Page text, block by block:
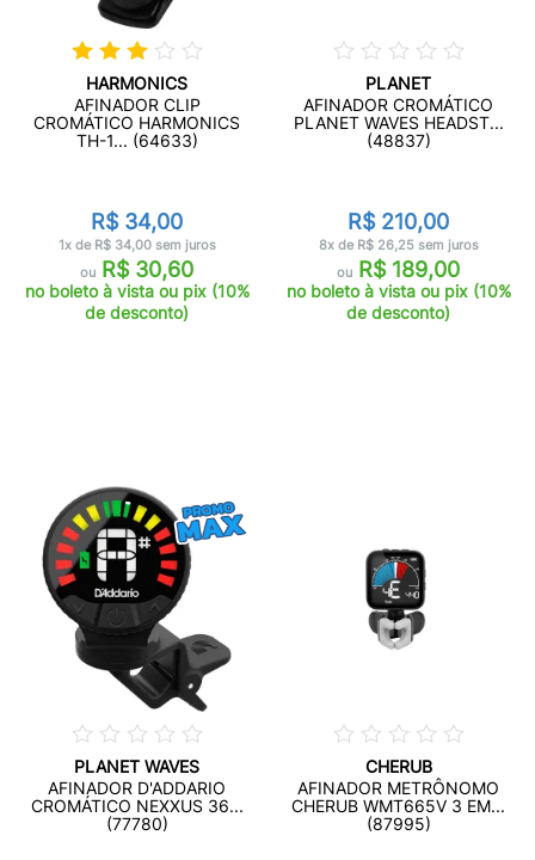
HARMONICS
AFINADOR CLIP
CROMÁTICO HARMONICS
TH-1... (64633)
R$ 34,00
1x de R$ 34,00 sem juros
ou R$ 30,60
no boleto à vista ou pix (10%
de desconto)
PLANET
AFINADOR CROMÁTICO
PLANET WAVES HEADST...
(48837)
R$ 210,00
8x de R$ 26,25 sem juros
ou R$ 189,00
no boleto à vista ou pix (10%
de desconto)
PLANET WAVES
AFINADOR D'ADDARIO
CROMÁTICO NEXXUS 36...
(77780)
CHERUB
AFINADOR METRÔNOMO
CHERUB WMT665V 3 EM...
(87995)